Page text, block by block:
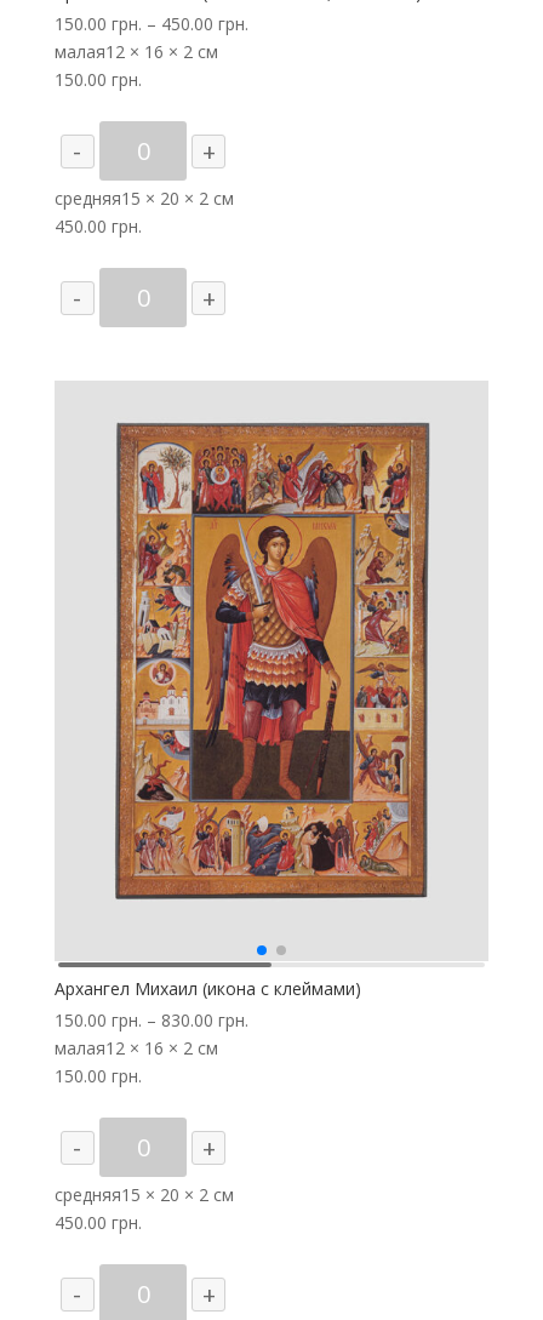
150.00 грн. – 450.00 грн.
малая12 × 16 × 2 см
150.00 грн.
-
Количество
товара
Архангел
Михаил
XIV
века,
Византия)
+
средняя15 × 20 × 2 см
450.00 грн.
-
Количество
товара
XIV
века,
Византия)
+
Архангел Михаил (икона с клеймами)
150.00 грн. – 830.00 грн.
малая12 × 16 × 2 см
150.00 грн.
-
Количество
товара
Архангел
Михаил
с
клеймами)
+
средняя15 × 20 × 2 см
450.00 грн.
-
Количество
товара
+